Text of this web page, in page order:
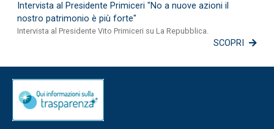
Intervista al Presidente Primiceri "No a nuove azioni il
nostro patrimonio è più forte"
Intervista al Presidente Vito Primiceri su La Repubblica.
SCOPRI